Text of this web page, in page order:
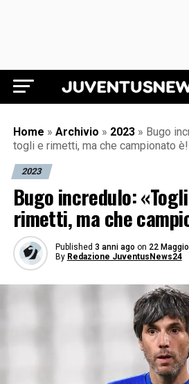
Juventus
Home » Archivio » 2023 » Bugo
togli e rimetti, ma che campionato
2023
Bugo incredulo:
rimetti, ma che
Published 3 anni ago on 22
By Redazione JuventusNews24